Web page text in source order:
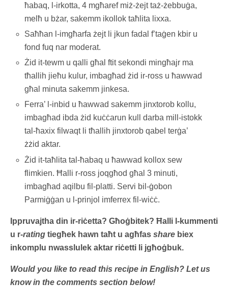
ħabaq, l-irkotta, 4 mgħaref miż-żejt taż-żebbuġa,
melħ u bżar, sakemm ikollok taħlita lixxa.
Saħħan l-imgħarfa żejt li jkun fadal f’taġen kbir u
fond fuq nar moderat.
Żid it-tewm u qalli għal ftit sekondi mingħajr ma
tħallih jieħu kulur, imbagħad żid ir-ross u ħawwad
għal minuta sakemm jinkesa.
Ferra’ l-inbid u ħawwad sakemm jinxtorob kollu,
imbagħad ibda żid kuċċarun kull darba mill-istokk
tal-ħaxix filwaqt li tħallih jinxtorob qabel terġa’
żżid aktar.
Żid it-taħlita tal-ħabaq u ħawwad kollox sew
flimkien. Ħalli r-ross joqgħod għal 3 minuti,
imbagħad aqilbu fil-platti. Servi bil-ġobon
Parmiġġan u l-prinjol imferrex fil-wiċċ.
Ippruvajtha din ir-riċetta? Għoġbitek? Ħalli l-kummenti
u r-rating tiegħek hawn taħt u agħfas share biex
inkomplu nwasslulek aktar riċetti li jgħoġbuk.
Would you like to read this recipe in English? Let us
know in the comments section below!